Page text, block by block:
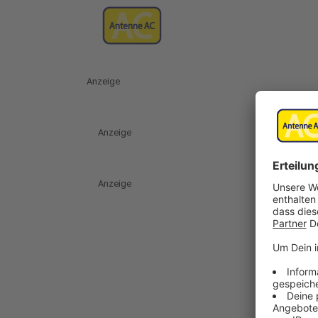
Anzeige
Anzeige
Anzeige